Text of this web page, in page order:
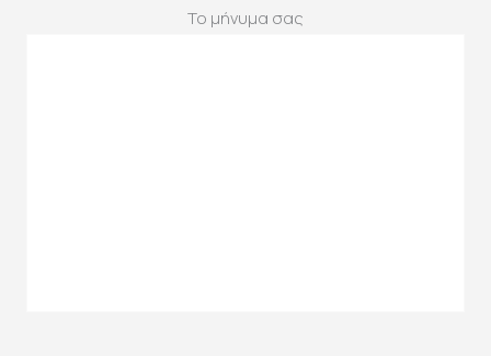
Το μήνυμα σας